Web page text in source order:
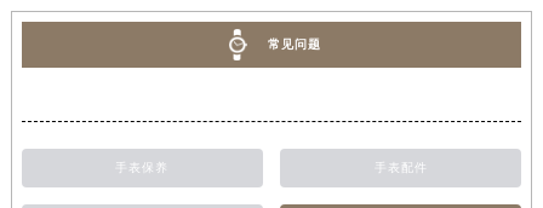
常见问题
手表保养 手表配件